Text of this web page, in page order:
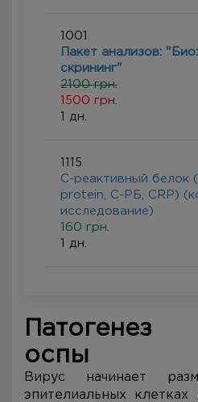
1001
Пакет анализов:
скрининг"
2100 грн.
1500 грн.
1 дн.
1115
С-реактивный белок
protein, С-РБ, CRP)
исследование)
160 грн.
1 дн.
Патогенез
оспы
Вирус начинает
эпителиальных клетках